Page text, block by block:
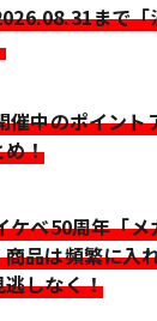
まで「
催中のポイント
め！
ケベ50周年「メ
商品は頻繁に入
逃しなく！